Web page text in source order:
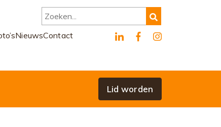
NieuwsContact
Zoeken...
Lid worden